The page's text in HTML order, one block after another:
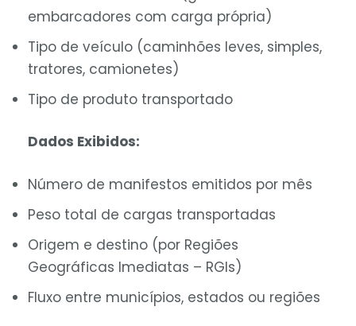
embarcadores com carga própria)
Tipo de veículo (caminhões leves, simples,
tratores, camionetes)
Tipo de produto transportado
Dados Exibidos:
Número de manifestos emitidos por mês
Peso total de cargas transportadas
Origem e destino (por Regiões
Geográficas Imediatas – RGIs)
Fluxo entre municípios, estados ou regiões